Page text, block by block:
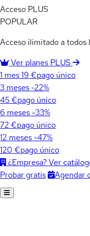
Acceso PLUS
POPULAR
Acceso ilimitado a todos
Ver planes PLUS
1 mes19 €pago único
3 meses -22%
45 €pago único
6 meses -33%
72 €pago único
12 meses -47%
120 €pago único
¿Empresa? Ver
Probar gratis
Agendar